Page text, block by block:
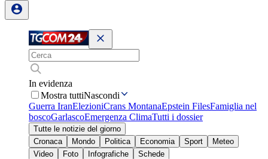
In evidenza
Mostra tuttiNascondi
Guerra IranElezioniCrans MontanaEpstein FilesFamiglia nel
boscoGarlascoEmergenza ClimaTutti i dossier
Tutte le notizie del giorno
Cronaca
Mondo Politica Economia Sport
Meteo
Video
Foto Infografiche
Schede